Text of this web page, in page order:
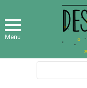
Menu